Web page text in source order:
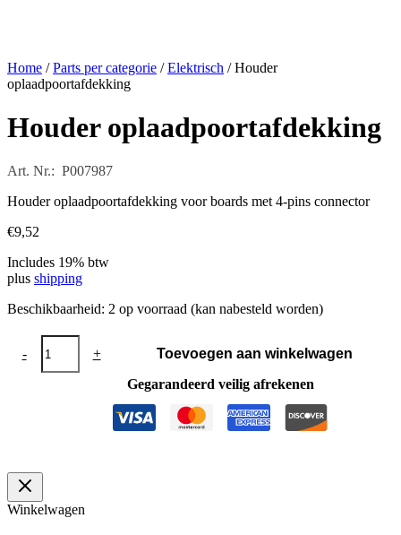
Home /Parts per categorie /Elektrisch / Houder
oplaadpoortafdekking
Houder oplaadpoortafdekking
Art. Nr.: P007987
Houder oplaadpoortafdekking voor boards met 4-pins connector
€9,52
Includes 19% btw
plus shipping
Beschikbaarheid: 2 op voorraad (kan nabesteld worden)
-
Houder
oplaadpoortafdekking
+
Toevoegen aan winkelwagen
Gegarandeerd veilig afrekenen
Winkelwagen